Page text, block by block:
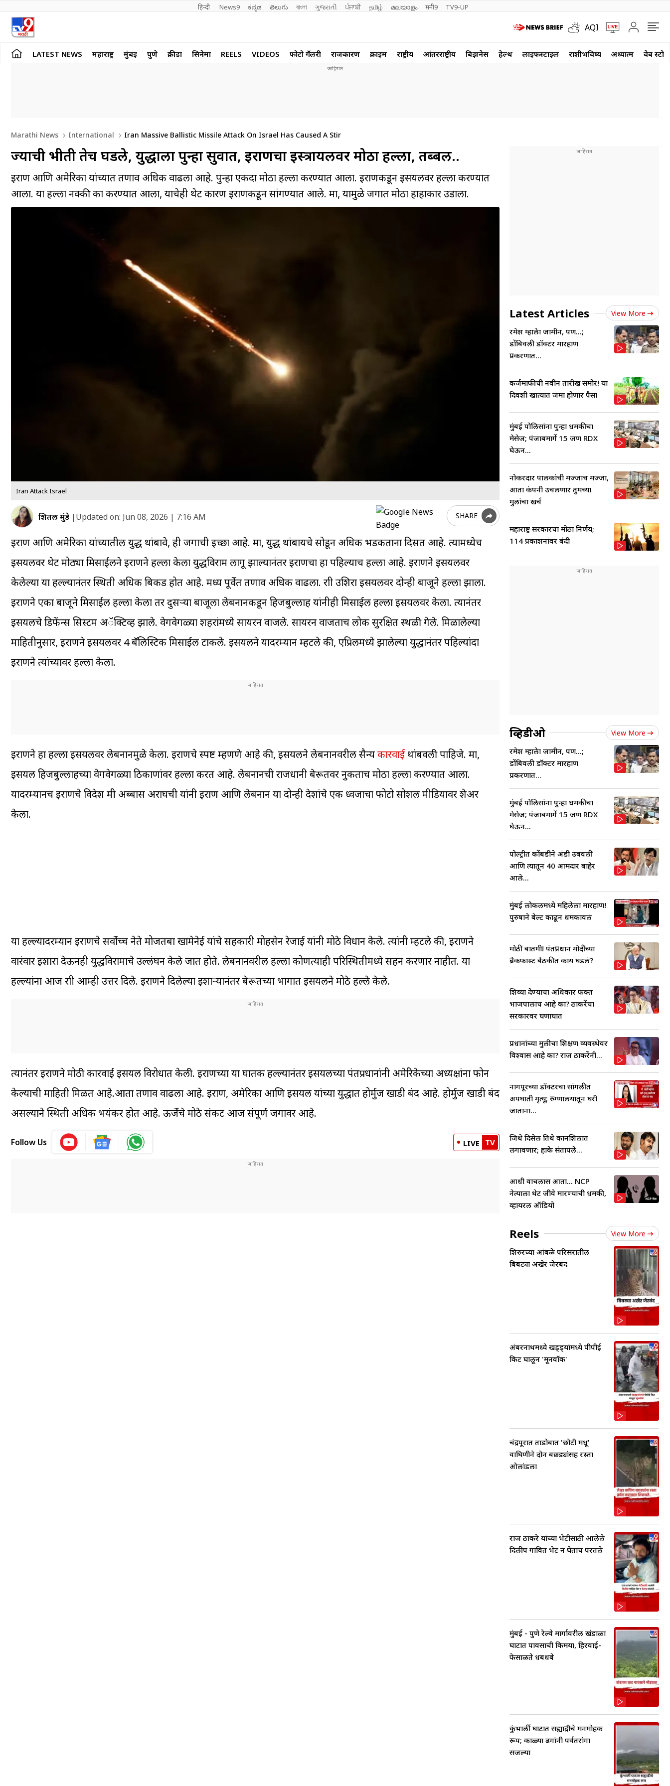
हिन्दी News9 ಕನ್ನಡ తెలుగు বাংলা ગુજરાતી ਪੰਜਾਬੀ தமிழ் മലയാളം मनी9 TV9-UP
AQI
LATEST NEWS महाराष्ट्र मुंबई पुणे क्रीडा सिनेमा REELS VIDEOS फोटो गॅलरी राजकारण क्राईम राष्ट्रीय आंतरराष्ट्रीय बिझनेस हेल्थ लाईफस्टाईल राशीभविष्य अध्यात्म वेब
Marathi News International Iran Massive Ballistic Missile Attack On Israel Has Caused A Stir
ज्याची भीती तेच घडले, युद्धाला पुन्हा सुरूवात, इराणचा इस्त्रायलवर मोठा हल्ला, तब्बल..
इराण आणि अमेरिका यांच्यात तणाव अधिक वाढला आहे. पुन्हा एकदा मोठा हल्ला करण्यात आला. इराणकडून इस्त्रायलवर हल्ला करण्यात
आला. या हल्ला नक्की का करण्यात आला, याचेही थेट कारण इराणकडून सांगण्यात आले. मात्र, यामुळे जगात मोठा हाहाकार उडाला.
Iran Attack Israel
शितल मुंडे |Updated on: Jun 08, 2026 | 7:16 AM SHARE
इराण आणि अमेरिका यांच्यातील युद्ध थांबावे, ही जगाची इच्छा आहे. मात्र, युद्ध थांबायचे सोडून अधिक भडकताना दिसत आहे. त्यामध्येच
इस्त्रायलवर थेट मोठ्या मिसाईलने इराणने हल्ला केला युद्धविराम लागू झाल्यानंतर इराणचा हा पहिल्याच हल्ला आहे. इराणने इस्त्रायलवर
केलेल्या या हल्ल्यानंतर स्थिती अधिक बिकड होत आहे. मध्य पूर्वेत तणाव अधिक वाढला. रात्री उशिरा इस्त्रायलवर दोन्ही बाजूने हल्ला झाला.
इराणने एका बाजूने मिसाईल हल्ला केला तर दुसऱ्या बाजूला लेबनानकडून हिजबुल्लाह यांनीही मिसाईल हल्ला इस्त्रायलवर केला. त्यानंतर
इस्त्रायलचे डिफेंन्स सिस्टम अॅक्टिव्ह झाले. वेगवेगळ्या शहरांमध्ये सायरन वाजले. सायरन वाजताच लोक सुरक्षित स्थळी गेले. मिळालेल्या
माहितीनुसार, इराणने इस्त्रायलवर 4 बॅलिस्टिक मिसाईल टाकले. इस्त्रायलने यादरम्यान म्हटले की, एप्रिलमध्ये झालेल्या युद्धानंतर पहिल्यांदा
इराणने त्यांच्यावर हल्ला केला.
इराणने हा हल्ला इस्त्रायलवर लेबनानमुळे केला. इराणचे स्पष्ट म्हणणे आहे की, इस्त्रायलने लेबनानवरील सैन्यकारवाई थांबवली पाहिजे. मात्र,
इस्त्रायल हिजबुल्लाहच्या वेगवेगळ्या ठिकाणांवर हल्ला करत आहे. लेबनानची राजधानी बेरूतवर नुकताच मोठा हल्ला करण्यात आला.
यादरम्यानच इराणचे विदेश मंत्री अब्बास अराघची यांनी इराण आणि लेबनान या दोन्ही देशांचे एकत्र ध्वजाचा फोटो सोशल मीडियावर शेअर
केला.
या हल्ल्यादरम्यान इराणचे सर्वाेच्च नेते मोजतबा खामेनेई यांचे सहकारी मोहसेन रेजाई यांनी मोठे विधान केले. त्यांनी म्हटले की, इराणने
वारंवार इशारा देऊनही युद्धविरामाचे उल्लंघन केले जात होते. लेबनानवरील हल्ला कोणत्याही परिस्थितीमध्ये सहन करणार नाहीत. या
हल्ल्यांना आज रात्री आम्ही उत्तर दिले. इराणने दिलेल्या इशाऱ्यानंतर बेरूतच्या भागात इस्त्रायलने मोठे हल्ले केले.
त्यानंतर इराणने मोठी कारवाई इस्त्रायल विरोधात केली. इराणच्या या घातक हल्ल्यानंतर इस्त्रायलच्या पंतप्रधानांनी अमेरिकेच्या अध्यक्षांना फोन
केल्याची माहिती मिळत आहे.आता तणाव वाढला आहे. इराण, अमेरिका आणि इस्त्रायल यांच्या युद्धात होर्मुज खाडी बंद आहे. होर्मुज खाडी बंद
असल्याने स्थिती अधिक भयंकर होत आहे. ऊर्जेचे मोठे संकट आज संपूर्ण जगावर आहे.
Follow Us LIVE TV
Latest Articles View More
रमेश म्हात्रेला जामीन, पण...;
डोंबिवली डॉक्टर मारहाण
प्रकरणात...
कर्जमाफीची नवीन तारीख समोर! या
दिवशी खात्यात जमा होणार पैसा
मुंबई पोलिसांना पुन्हा धमकीचा
मेसेज; पंजाबमार्गे 15 जण RDX
घेऊन...
नोकरदार पालकांची मज्जाच मज्जा,
आता कंपनी उचलणार तुमच्या
मुलांचा खर्च
महाराष्ट्र सरकारचा मोठा निर्णय;
114 प्रकाशनांवर बंदी
व्हिडीओ View More
रमेश म्हात्रेला जामीन, पण...;
डोंबिवली डॉक्टर मारहाण
प्रकरणात...
मुंबई पोलिसांना पुन्हा धमकीचा
मेसेज; पंजाबमार्गे 15 जण RDX
घेऊन...
पोल्ट्रीत कोंबडीने अंडी उबवली
आणि त्यातून 40 आमदार बाहेर
आले...
मुंबई लोकलमध्ये महिलेला मारहाण!
पुरुषाने बेल्ट काढून धमकावलं
मोठी बातमी! पंतप्रधान मोदींच्या
ब्रेकफास्ट बैठकीत काय घडलं?
शिव्या देण्याचा अधिकार फक्त
भाजपालाच आहे का? ठाकरेंचा
सरकारवर घणाघात
प्रधानांच्या मुलीचा शिक्षण व्यवस्थेवर
विश्वास आहे का? राज ठाकरेंनी...
नागपूरच्या डॉक्टरचा सांगलीत
अपघाती मृत्यू; रुग्णालयातून घरी
जाताना...
जिथे दिसेल तिथे कानशिलात
लगावणार; हाके संतापले...
आधी वाचलास आता... NCP
नेत्याला थेट जीवे मारण्याची धमकी,
व्हायरल ऑडियो
Reels View More
शिरुरच्या आंबळे परिसरातील
बिबट्या अखेर जेरबंद
अंबरनाथमध्ये खड्ड्यांमध्ये पीपीई
किट घालून 'मूनवॉक'
चंद्रपूरात ताडोबात 'छोटी मधू'
वाघिणीने दोन बछड्यांसह रस्ता
ओलांडला
राज ठाकरे यांच्या भेटीसाठी आलेले
दिलीप गावित भेट न घेताच परतले
मुंबई - पुणे रेल्वे मार्गावरील खंडाळा
घाटात पावसाची किमया, हिरवाई-
फेसाळते धबधबे
कुंभार्ली घाटात सह्याद्रीचे मनमोहक
रूप; काळ्या ढगांनी पर्वतरांगा
सजल्या